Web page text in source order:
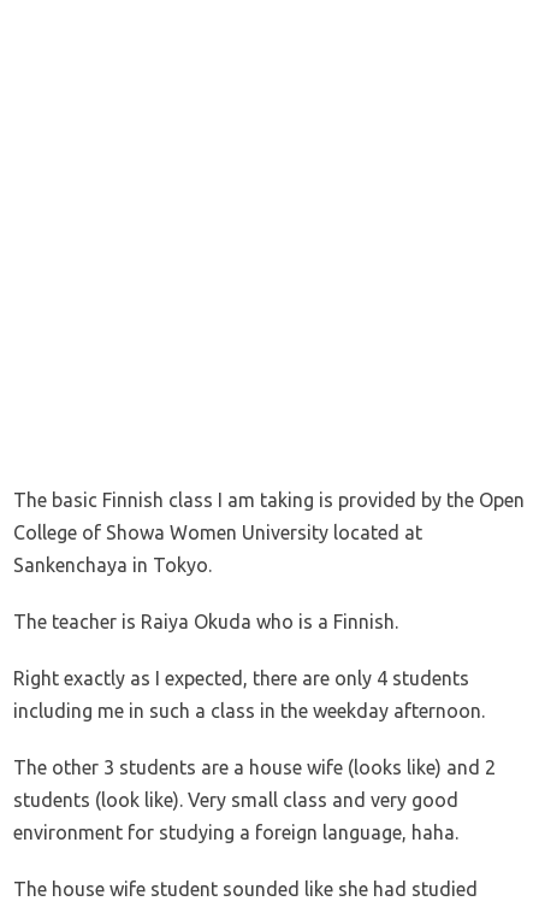
The basic Finnish class I am taking is provided by the Open
College of Showa Women University located at
Sankenchaya in Tokyo.
The teacher is Raiya Okuda who is a Finnish.
Right exactly as I expected, there are only 4 students
including me in such a class in the weekday afternoon.
The other 3 students are a house wife (looks like) and 2
students (look like). Very small class and very good
environment for studying a foreign language, haha.
The house wife student sounded like she had studied